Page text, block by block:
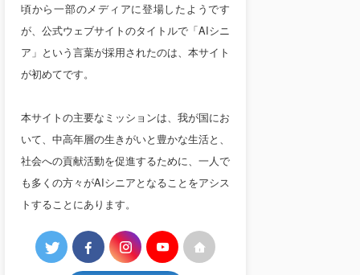
頃から一部のメディアに登場したようです
が、公式ウェブサイトのタイトルで「AIシニ
ア」という言葉が採用されたのは、本サイト
が初めてです。
本サイトの主要なミッションは、我が国にお
いて、中高年層の生きがいと豊かな生活と、
社会への貢献活動を促進するために、一人で
も多くの方々がAIシニアとなることをアシス
トすることにあります。